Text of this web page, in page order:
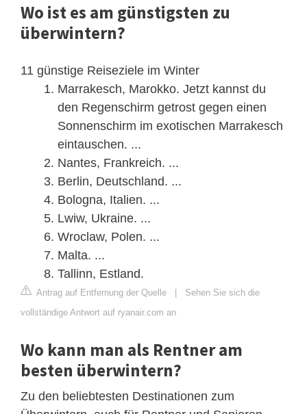
Wo ist es am günstigsten zu
überwintern?
11 günstige Reiseziele im Winter
Marrakesch, Marokko. Jetzt kannst du
den Regenschirm getrost gegen einen
Sonnenschirm im exotischen Marrakesch
eintauschen. ...
Nantes, Frankreich. ...
Berlin, Deutschland. ...
Bologna, Italien. ...
Lwiw, Ukraine. ...
Wroclaw, Polen. ...
Malta. ...
Tallinn, Estland.
Antrag auf Entfernung der Quelle | Sehen Sie sich die
vollständige Antwort auf ryanair.com an
Wo kann man als Rentner am
besten überwintern?
Zu den beliebtesten Destinationen zum